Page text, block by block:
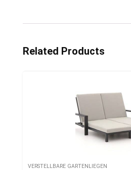
Related Products
VERSTELLBARE GARTENLIEGEN